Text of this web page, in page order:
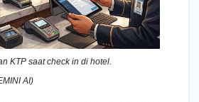
KTP saat check in di hotel.
AI)